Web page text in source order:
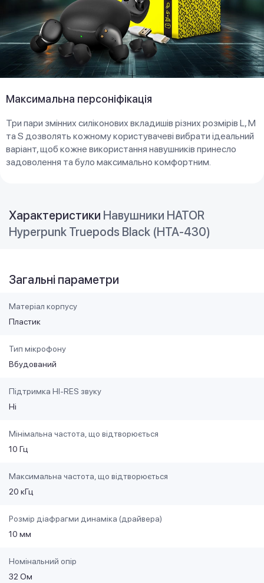
Максимальна персоніфікація
Три пари змінних силіконових вкладишів різних розмірів L, M
та S дозволять кожному користувачеві вибрати ідеальний
варіант, щоб кожне використання навушників принесло
задоволення та було максимально комфортним.
Характеристики Навушники HATOR
Hyреrpunk Truepods Black (HTA-430)
Загальні параметри
Матеріал корпусу
Пластик
Тип мікрофону
Вбудований
Підтримка HI-RES звуку
Ні
Мінімальна частота, що відтворюється
10 Гц
Максимальна частота, що відтворюється
20 кГц
Розмір діафрагми динаміка (драйвера)
10 мм
Номінальний опір
32 Ом